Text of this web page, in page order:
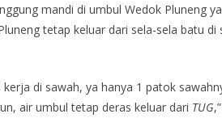
mandi di umbul Wedok Pluneng
tetap keluar dari sela-sela batu
kerja di sawah, ya hanya 1 patok
air umbul tetap deras keluar dari TUG